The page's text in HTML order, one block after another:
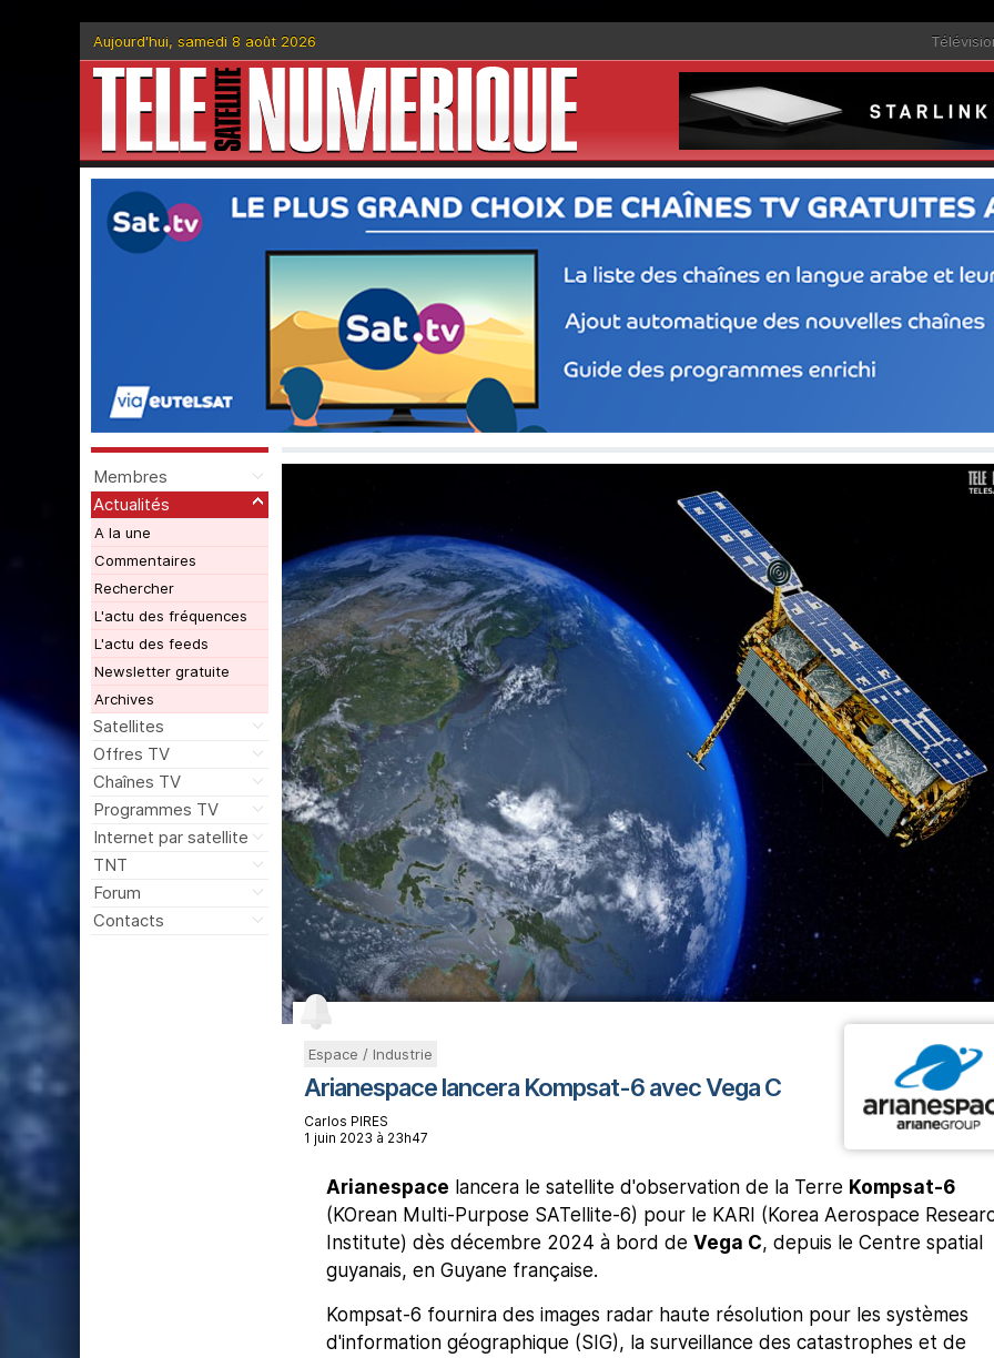
Aujourd'hui, samedi 8 août 2026
Membres
Actualités
A la une
Commentaires
Rechercher
L'actu des fréquences
L'actu des feeds
Newsletter gratuite
Archives
Satellites
Offres TV
Chaînes TV
Programmes TV
Internet par satellite
TNT
Forum
Contacts
Espace / Industrie
Arianespace lancera Kompsat-6 avec Vega C
Carlos PIRES
1 juin 2023 à 23h47
Arianespace lancera le satellite d'observation de la Terre Kompsat-6
(KOrean Multi-Purpose SATellite-6) pour le KARI (Korea Aerospace
Institute) dès décembre 2024 à bord de Vega C, depuis le Centre spatial
guyanais, en Guyane française.
Kompsat-6 fournira des images radar haute résolution pour les systèmes
d'information géographique (SIG), la surveillance des catastrophes et de